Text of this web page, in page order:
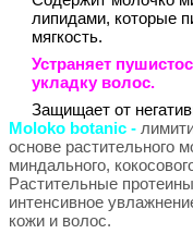
липидами, которые
мягкость.
Устраняет
укладку волос.
Защищает от
Moloko botanic -
основе растительного
миндального,
Растительные
интенсивное
кожи и волос.